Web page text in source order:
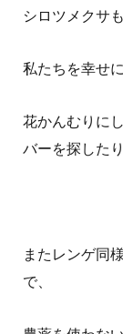
シロツメクサも
私たちを幸せ
花かんむりに
バーを探したり
またレンゲ同
で、